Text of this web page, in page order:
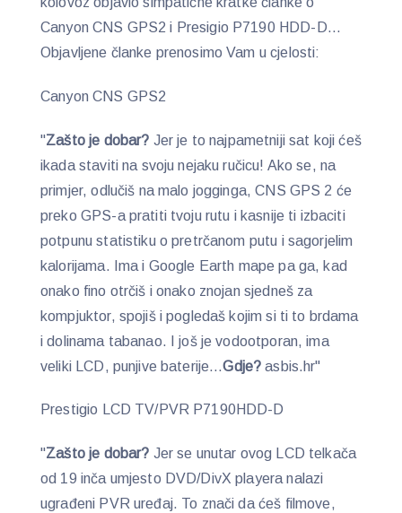
Canyon CNS GPS2 i Presigio P7190 HDD-D…
Objavljene članke prenosimo Vam u cjelosti:
Canyon CNS GPS2
"Zašto je dobar? Jer je to najpametniji sat koji ćeš
ikada staviti na svoju nejaku ručicu! Ako se, na
primjer, odlučiš na malo jogginga, CNS GPS 2 će
preko GPS-a pratiti tvoju rutu i kasnije ti izbaciti
potpunu statistiku o pretrčanom putu i sagorjelim
kalorijama. Ima i Google Earth mape pa ga, kad
onako fino otrčiš i onako znojan sjedneš za
kompjuktor, spojiš i pogledaš kojim si ti to brdama
i dolinama tabanao. I još je vodootporan, ima
veliki LCD, punjive baterije…Gdje? asbis.hr"
Prestigio LCD TV/PVR P7190HDD-D
"Zašto je dobar? Jer se unutar ovog LCD telkača
od 19 inča umjesto DVD/DivX playera nalazi
ugrađeni PVR uređaj. To znači da ćeš filmove,